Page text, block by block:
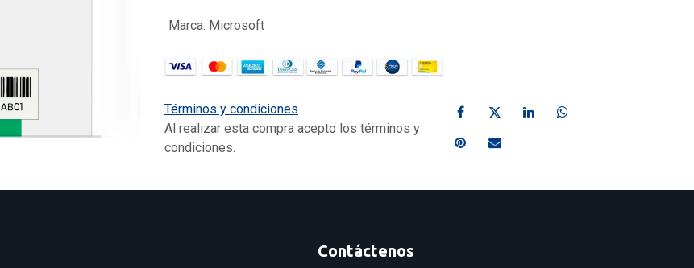
Marca: Microsoft
Términos y condiciones
Al realizar esta compra acepto los términos y
condiciones.
Contáctenos